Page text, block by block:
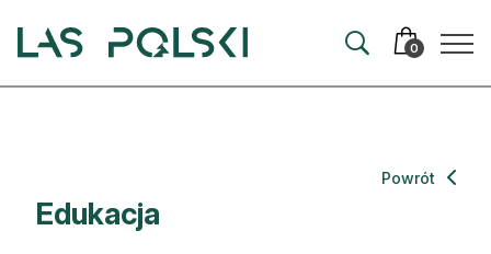
0
Artykuły
Edukacja
Powrót